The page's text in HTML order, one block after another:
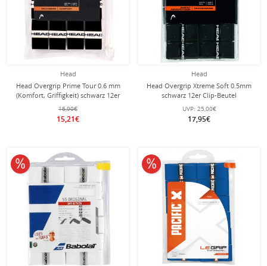
Head
Head Overgrip Prime Tour 0.6 mm
(Komfort, Griffigkeit) schwarz 12er
Clip-Beutel
16,90€
15,21€
Head
Head Overgrip Xtreme Soft 0.5mm
schwarz 12er Clip-Beutel
UVP: 25,00€
17,95€
10% reduziert 10% reduziert